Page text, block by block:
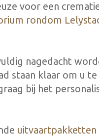
voor een
rondom
nagedacht
staan klaar om u te
bij het
uitvaartpakketten